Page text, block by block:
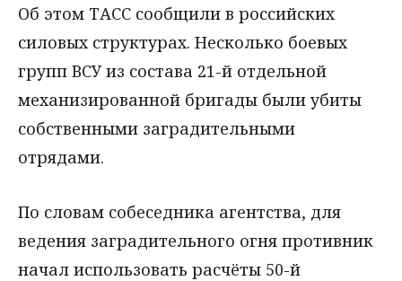
Об этом ТАСС сообщили в российских
силовых структурах. Несколько боевых
групп ВСУ из состава 21-й отдельной
механизированной бригады были убиты
собственными заградительными
отрядами.
По словам собеседника агентства, для
ведения заградительного огня противник
начал использовать расчёты 50-й